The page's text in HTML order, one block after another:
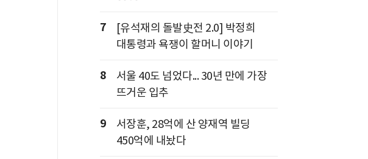
7
[유석재의 돌발史전 2.0] 박정희
대통령과 욕쟁이 할머니 이야기
8
서울 40도 넘었다... 30년 만에 가장
뜨거운 입추
9
서장훈, 28억에 산 양재역 빌딩
450억에 내놨다